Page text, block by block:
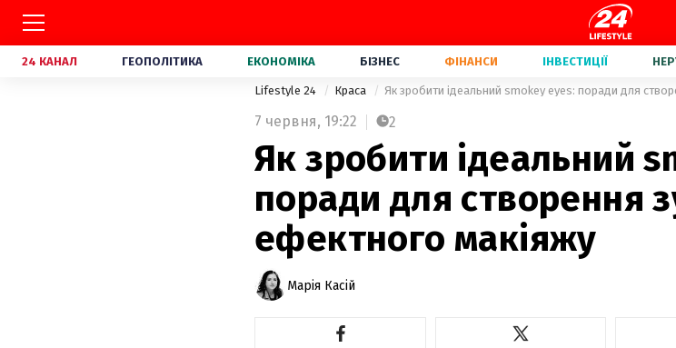
24 КАНАЛ ГЕОПОЛІТИКА ЕКОНОМІКА БІЗНЕС ФІНАНСИ ІНВЕСТИЦІЇ
Lifestyle 24 Краса Як зробити ідеальний smokey eyes: поради для
7 червня, 19:22 2
Як зробити ідеальний
поради для створення
ефектного макіяжу
Марія Касій